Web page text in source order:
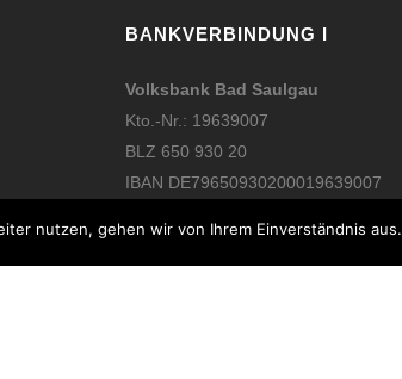
BANKVERBINDUNG I
Volksbank Bad Saulgau
Kto.-Nr.: 19639007
BLZ 650 930 20
IBAN DE79650930200019639007
nutzen, gehen wir von Ihrem Einverständnis aus.